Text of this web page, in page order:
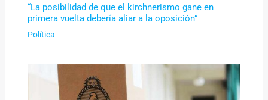
“La posibilidad de que el kirchnerismo gane en
primera vuelta debería aliar a la oposición”
Política